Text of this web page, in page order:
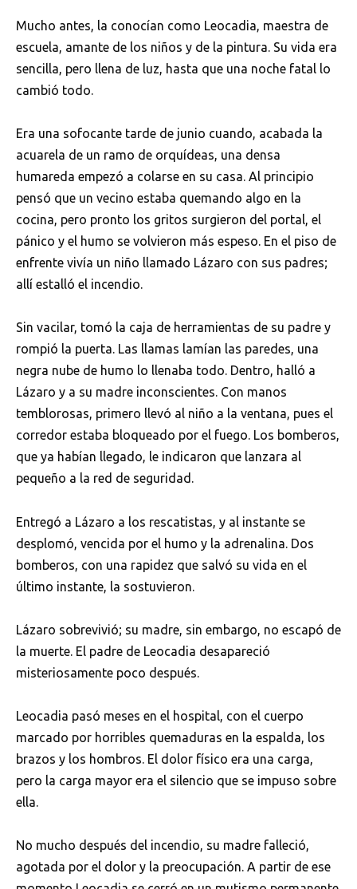
Mucho antes, la conocían como Leocadia, maestra de
escuela, amante de los niños y de la pintura. Su vida era
sencilla, pero llena de luz, hasta que una noche fatal lo
cambió todo.
Era una sofocante tarde de junio cuando, acabada la
acuarela de un ramo de orquídeas, una densa
humareda empezó a colarse en su casa. Al principio
pensó que un vecino estaba quemando algo en la
cocina, pero pronto los gritos surgieron del portal, el
pánico y el humo se volvieron más espeso. En el piso de
enfrente vivía un niño llamado Lázaro con sus padres;
allí estalló el incendio.
Sin vacilar, tomó la caja de herramientas de su padre y
rompió la puerta. Las llamas lamían las paredes, una
negra nube de humo lo llenaba todo. Dentro, halló a
Lázaro y a su madre inconscientes. Con manos
temblorosas, primero llevó al niño a la ventana, pues el
corredor estaba bloqueado por el fuego. Los bomberos,
que ya habían llegado, le indicaron que lanzara al
pequeño a la red de seguridad.
Entregó a Lázaro a los rescatistas, y al instante se
desplomó, vencida por el humo y la adrenalina. Dos
bomberos, con una rapidez que salvó su vida en el
último instante, la sostuvieron.
Lázaro sobrevivió; su madre, sin embargo, no escapó de
la muerte. El padre de Leocadia desapareció
misteriosamente poco después.
Leocadia pasó meses en el hospital, con el cuerpo
marcado por horribles quemaduras en la espalda, los
brazos y los hombros. El dolor físico era una carga,
pero la carga mayor era el silencio que se impuso sobre
ella.
No mucho después del incendio, su madre falleció,
agotada por el dolor y la preocupación. A partir de ese